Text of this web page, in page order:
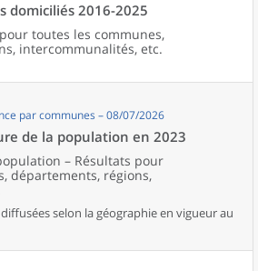
domiciliés 2016-2025
toutes les communes,
intercommunalités, etc.
par communes – 08/07/2026
de la population en 2023
– Résultats pour
départements, régions,
selon la géographie en vigueur au